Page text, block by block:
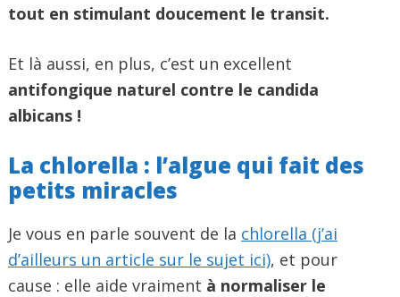
tout en stimulant doucement le transit.
Et là aussi, en plus, c’est un excellent
antifongique naturel contre le candida
albicans !
La chlorella : l’algue qui fait des
petits miracles
Je vous en parle souvent de la chlorella (j’ai
d’ailleurs un article sur le sujet ici), et pour
cause : elle aide vraiment à normaliser le